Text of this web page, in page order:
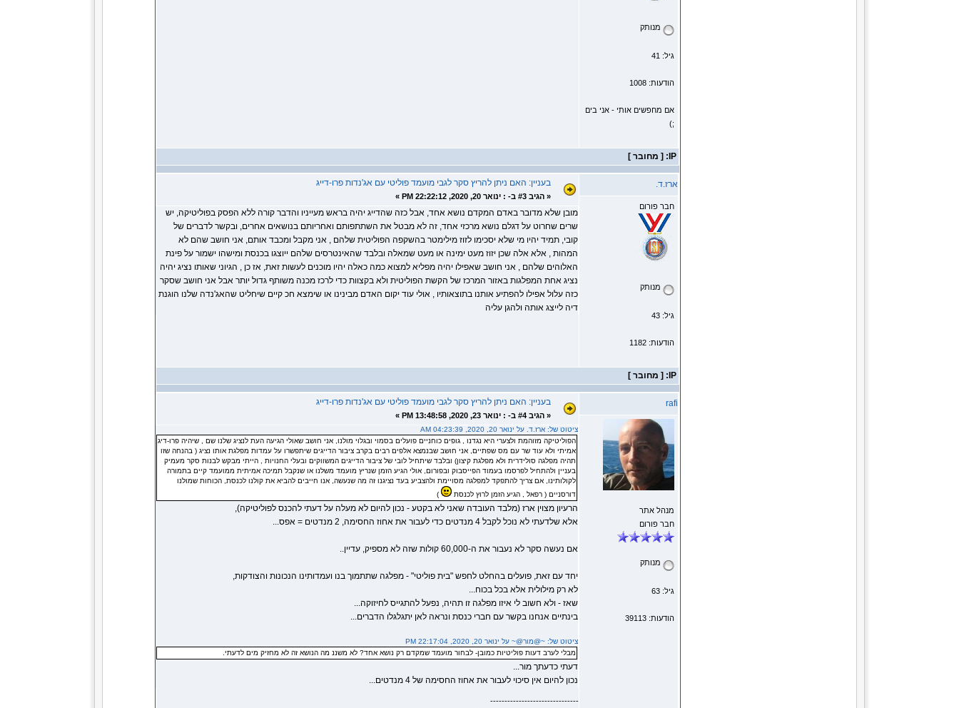
מנותק
גיל: 41
הודעות: 1008
אם מחפשים אותי - אני בים
;)
ארז.ד.
חבר פורום
מנותק
גיל: 43
הודעות: 1182
בעניין: האם ניתן להריץ סקר לגבי מועמד פוליטי עם אג'נדות פרו-דייג
« הגיב #3 ב- : ינואר 20, 2020, 22:22:12 PM »
מובן שלא מדובר באדם המקדם נושא אחד, אבל כזה שהדייג יהיה בראש מעייניו והדבר קורה ללא הפסק בפוליטיקה, יש
שרים שחרוט על דגלם נושא מרכזי אחד, זה לא מבטל את השתתפותם ואחריותם בנושאים אחרים, ובקשר לדברים של
קובי, תמיד יהיו מי שלא יסכימו לזוז מילימטר בהשקפה הפוליטית שלהם , אני מקבל ומכבד אותם, אני חושב שהם לא
המהות , אלא אלה שכן יזוז מעט ימינה או מעט שמאלה ובלבד שהאינטרסים שלהם ייוצגו בכנסת ומישהו ישמור על פינת
האלוהים שלהם , אני חושב שאפילו יהיה מפליא למצוא כמה כאלה יהיו מוכנים לעשות זאת, אז כן , הגיוני שאותו נציג יהיה
נציג אחת המפלגות באזור המרכז של הקשת הפוליטית ולא בקצוות כדי לרכז מכנה משותף גדול יותר אבל אני חושב שסקר
כזה עלול אפילו להפתיע אותנו בתוצאותיו , אולי עוד יקום האדם מבינינו או שימצא חכ קיים שיחליט שהאג'נדה שלנו הוגנת
דיה לייצג אותה ולהגן עליה
rafi
מנהל אתר
חבר פורום
מנותק
גיל: 63
הודעות: 39113
בעניין: האם ניתן להריץ סקר לגבי מועמד פוליטי עם אג'נדות פרו-דייג
« הגיב #4 ב- : ינואר 23, 2020, 13:48:58 PM »
ציטוט של: ארז.ד. על ינואר 20, 2020, 04:23:39 AM
הפוליטיקה מזוהמת ולצערי היא נגדנו , גופים כוחניים פועלים בסמוי ובגלוי מולנו, אני חושב שאולי הגיעה העת לנציג שלנו שם , שיהיה פרו-דיג
אמיתי ולא עוד שר עם מס שפתיים, אני חושב שבנמצא אלפים רבים בקרב ציבור הדייגים שיתפשרו על עמדות מפלגת אותו נציג ( בהנחה שזו
תהיה מפלגה סולידרית ולא מפלגת קיצון) ובלבד שיתחיל לובי של ציבור הדייגים המשווקים ובעלי החנויות , הייתי מבקש לבנות סקר מעמיק
בעניין ולהתחיל לפרסמו בעמוד הפייסבוק ובפורום, אולי הגיע הזמן שנריץ מועמד משלנו או שנקבל תמיכה אמיתית ממועמד קיים בתמורה
לקולותינו, אם צריך להתפקד למפלגה מסויימת ולהצביע בעד נציגנו זה מה שנעשה, אנו חייבים להביא את קולנו לכנסת, הכוחות שמולנו
דורסניים ( רפאל , הגיע הזמן לרוץ לכנסת
)
הרעיון מצוין ארז (מלבד העובדה שאני לא בקטע - נכון להיום לא מעלה על דעתי להכנס לפוליטיקה),
אלא שלדעתי לא נוכל לקבל 4 מנדטים כדי לעבור את אחוז החסימה, 2 מנדטים = אפס...
אם נעשה סקר לא נעבור את ה-60,000 קולות שזה לא מספיק, עדיין..
יחד עם זאת, פועלים בהחלט לחפש "בית פוליטי" - מפלגה שתתמוך בנו ועמדותינו הנכונות והצודקות,
לא רק מילולית אלא בכל בכוח...
שאז - ולא חשוב לי איזו מפלגה זו תהיה, נפעל להתגייס לחיזוקה...
בינתיים אנחנו בקשר עם חברי כנסת ונראה לאן יתגלגלו הדברים...
ציטוט של: ~@מור@~ על ינואר 20, 2020, 22:17:04 PM
מבלי לערב דעות פוליטיות כמובן- לבחור מועמד שמקדם רק נושא אחד? לא משננ מה הנושא זה לא מחזיק מים לדעתי.
דעתי כדעתך מור...
נכון להיום אין סיכוי לעבור את אחוז החסימה של 4 מנדטים...
-------------------------------